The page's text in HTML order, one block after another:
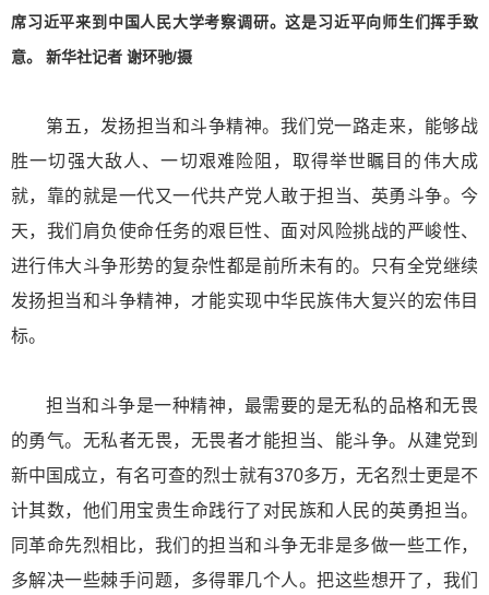
席习近平来到中国人民大学考察调研。这是习近平向师生们挥手致
意。 新华社记者 谢环驰/摄
第五，发扬担当和斗争精神。我们党一路走来，能够战
胜一切强大敌人、一切艰难险阻，取得举世瞩目的伟大成
就，靠的就是一代又一代共产党人敢于担当、英勇斗争。今
天，我们肩负使命任务的艰巨性、面对风险挑战的严峻性、
进行伟大斗争形势的复杂性都是前所未有的。只有全党继续
发扬担当和斗争精神，才能实现中华民族伟大复兴的宏伟目
标。
担当和斗争是一种精神，最需要的是无私的品格和无畏
的勇气。无私者无畏，无畏者才能担当、能斗争。从建党到
新中国成立，有名可查的烈士就有370多万，无名烈士更是不
计其数，他们用宝贵生命践行了对民族和人民的英勇担当。
同革命先烈相比，我们的担当和斗争无非是多做一些工作，
多解决一些棘手问题，多得罪几个人。把这些想开了，我们